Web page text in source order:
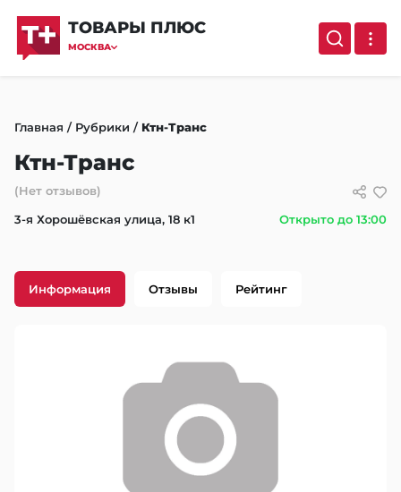
ТОВАРЫ ПЛЮС
МОСКВА
Главная / Рубрики / Ктн-Транс
Ктн-Транс
(Нет отзывов)
3-я Хорошёвская улица, 18 к1
Открыто до 13:00
Информация Отзывы Рейтинг